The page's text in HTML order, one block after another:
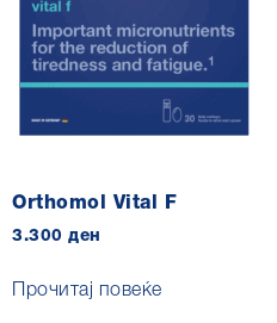
Orthomol Vital F
3.300 ден
Прочитај повеќе